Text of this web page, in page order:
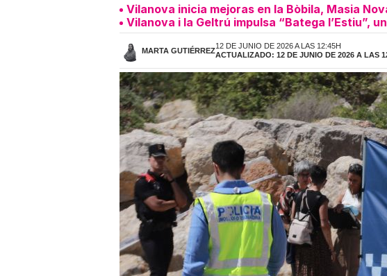
Vilanova inicia mejoras en la Bòbila, Masia
Vilanova i la Geltrú impulsa “Batega l’Estiu”,
MARTA GUTIÉRREZ
12 DE JUNIO DE 2026 A LAS 12:45H
ACTUALIZADO: 12 DE JUNIO DE 2026 A LAS